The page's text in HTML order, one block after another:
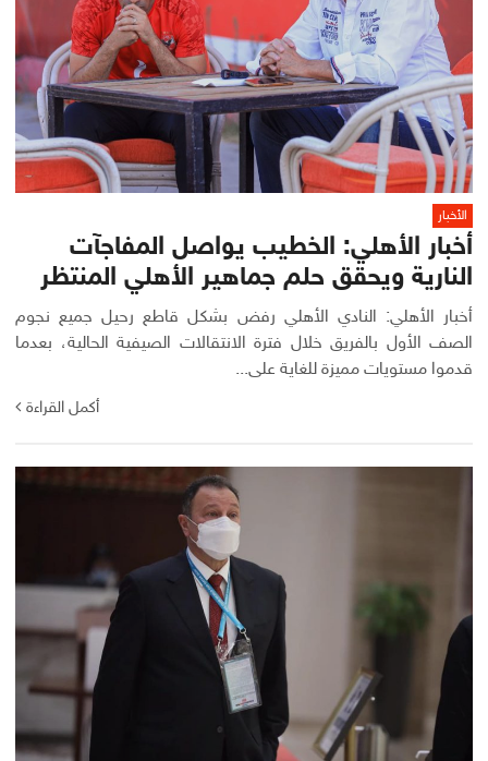
الأخبار
أخبار الأهلي: الخطيب يواصل المفاجآت
النارية ويحقق حلم جماهير الأهلي المنتظر
أخبار الأهلي: النادي الأهلي رفض بشكل قاطع رحيل جميع نجوم
الصف الأول بالفريق خلال فترة الانتقالات الصيفية الحالية، بعدما
قدموا مستويات مميزة للغاية على...
أكمل القراءة